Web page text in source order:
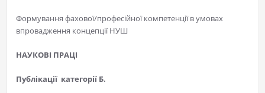
Формування фахової/професійної компетенції в умовах
впровадження концепції НУШ
НАУКОВІ ПРАЦІ
Публікації категорії Б.